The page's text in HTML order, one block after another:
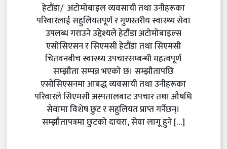
हेटौंडा/ अटोमोबाइल व्यवसायी तथा उनीहरूका
परिवारलाई सहुलियतपूर्ण र गुणस्तरीय स्वास्थ्य सेवा
उपलब्ध गराउने उद्देश्यले हेटौंडा अटोमोबाइल्स
एसोसिएसन र सिएमसी हेटौंडा तथा सिएमसी
चितवनबीच स्वास्थ्य उपचारसम्बन्धी महत्वपूर्ण
सम्झौता सम्पन्न भएको छ। सम्झौतापछि
एसोसिएसनमा आबद्ध व्यवसायी तथा उनीहरूका
परिवारले सिएमसी अस्पतालबाट उपचार तथा औषधि
सेवामा विशेष छुट र सहुलियत प्राप्त गर्नेछन्।
सम्झौतापत्रमा छुटको दायरा, सेवा लागू हुने […]